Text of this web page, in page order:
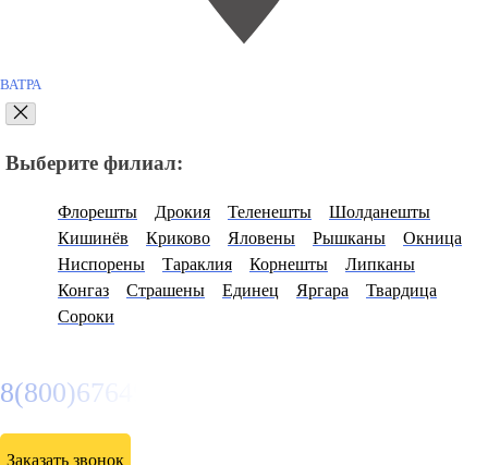
ВАТРА
Выберите филиал:
Флорешты Дрокия Теленешты
Шолданешты
Кишинёв
Криково Яловены Рышканы
Окница
Ниспорены
Тараклия Корнешты
Липканы
Конгаз
Страшены Единец Яргара
Твардица
Сороки
8(800)6764935
Заказать звонок